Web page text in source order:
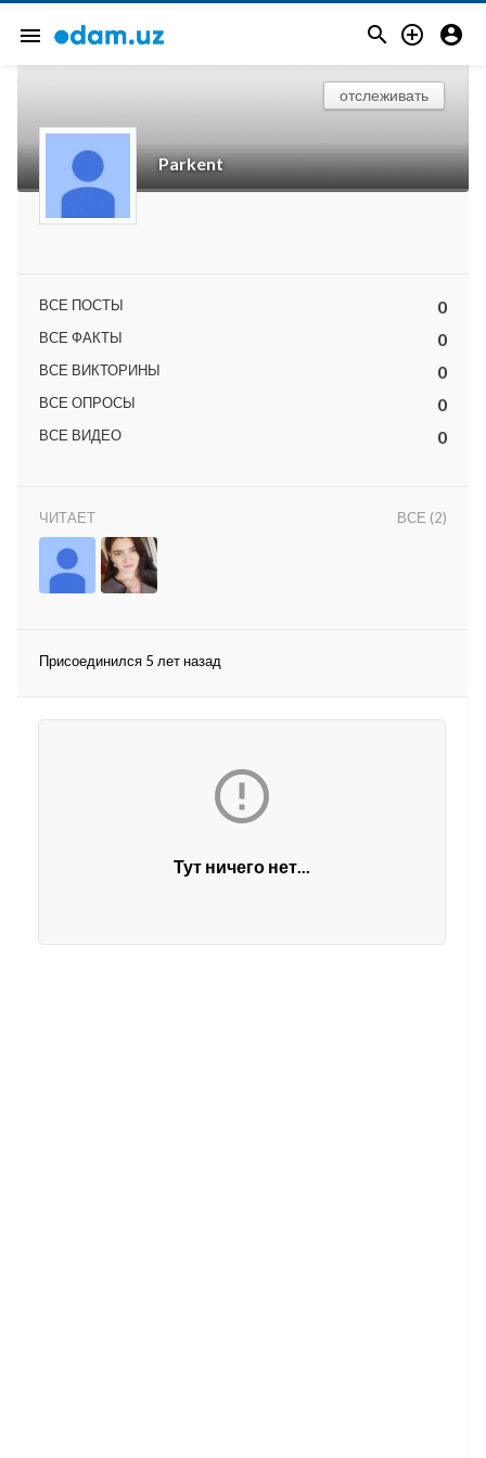
menu   
Parkent
отслеживать
ВСЕ ПОСТЫ 0
ВСЕ ФАКТЫ 0
ВСЕ ВИКТОРИНЫ 0
ВСЕ ОПРОСЫ 0
ВСЕ ВИДЕО 0
ЧИТАЕТ ВСЕ (2)
Присоединился 5 лет назад

Тут ничего нет...